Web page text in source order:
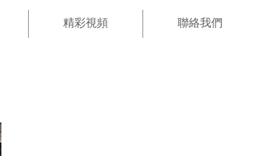
精彩視頻 聯絡我們